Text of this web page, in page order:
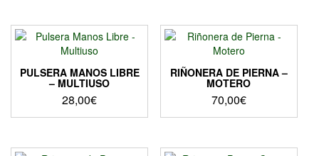
página
de
PULSERA MANOS LIBRE
– MULTIUSO
28,00€
Este
tiene
RIÑONERA DE PIERNA –
MOTERO
70,00€